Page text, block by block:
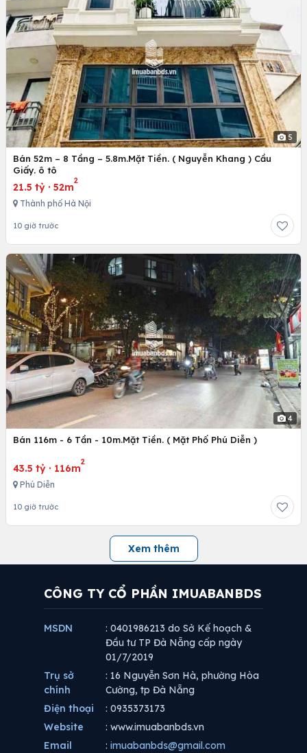
5
Bán 52m – 8 Tầng – 5.8m.Mặt Tiền. ( Nguyễn Khang ) Cầu
Giấy. ô tô
21.5 tỷ · 52m
2
Thành phố Hà Nội
10 giờ trước
4
Bán 116m - 6 Tần - 10m.Mặt Tiền. ( Mặt Phố Phú Diễn )
43.5 tỷ · 116m
2
Phú Diễn
10 giờ trước
Xem thêm
CÔNG TY CỔ PHẦN IMUABANBDS
MSDN
: 0401986213 do Sở Kế hoạch &
Đầu tư TP Đà Nẵng cấp ngày
01/7/2019
Trụ sở
chính
: 16 Nguyễn Sơn Hà, phường Hòa
Cường, tp Đà Nẵng
Điện thoại
: 0935373173
Website
: www.imuabanbds.vn
Email
: imuabanbds@gmail.com